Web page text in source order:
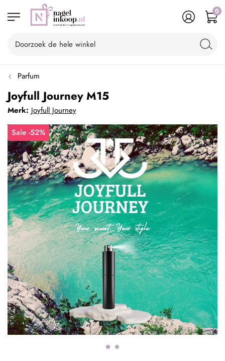
0
Parfum
Joyfull Journey M15
Merk: Joyfull Journey
Sale -52%